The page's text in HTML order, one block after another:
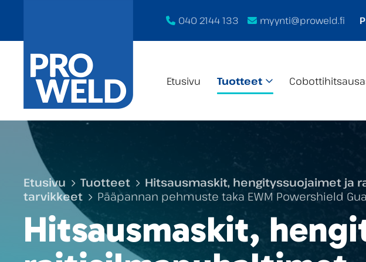
040 2144 133 myynti@proweld.fi
Etusivu Tuotteet
Etusivu Tuotteet Hitsausmaskit, hengityssuojaimet ja
tarvikkeet
Pääpannan pehmuste taka EWM Powershield
Hitsausmaskit,